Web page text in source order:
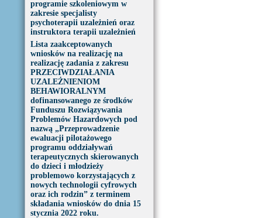
programie szkoleniowym w
zakresie specjalisty
psychoterapii uzależnień oraz
instruktora terapii uzależnień
Lista zaakceptowanych
wniosków na realizację na
realizację zadania z zakresu
PRZECIWDZIAŁANIA
UZALEŻNIENIOM
BEHAWIORALNYM
dofinansowanego ze środków
Funduszu Rozwiązywania
Problemów Hazardowych pod
nazwą „Przeprowadzenie
ewaluacji pilotażowego
programu oddziaływań
terapeutycznych skierowanych
do dzieci i młodzieży
problemowo korzystających z
nowych technologii cyfrowych
oraz ich rodzin” z terminem
składania wniosków do dnia 15
stycznia 2022 roku.